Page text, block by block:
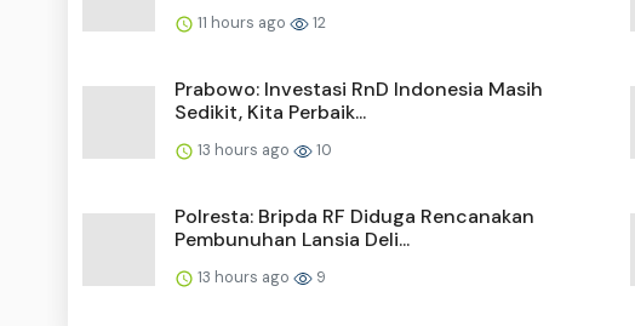
11 hours ago 12
Prabowo: Investasi RnD Indonesia Masih
Sedikit, Kita Perbaik...
13 hours ago 10
Polresta: Bripda RF Diduga Rencanakan
Pembunuhan Lansia Deli...
13 hours ago 9